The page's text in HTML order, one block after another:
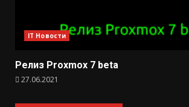
IT Новости
Релиз Proxmox 7 beta
27.06.2021